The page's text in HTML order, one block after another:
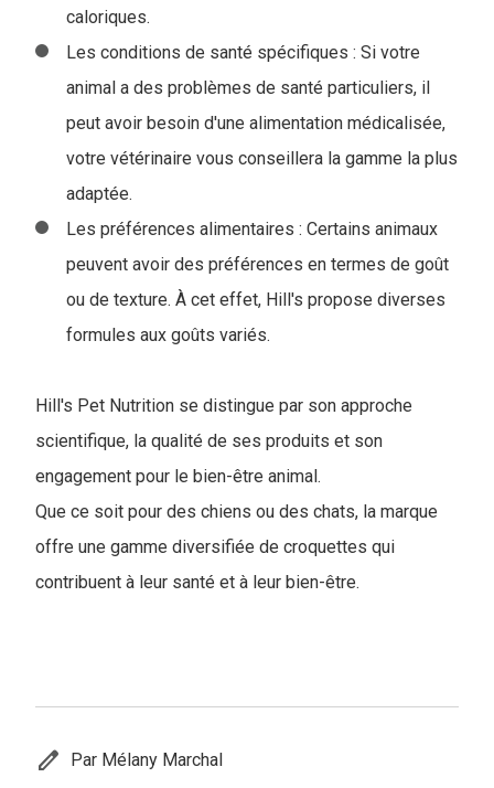
caloriques.
Les conditions de santé spécifiques : Si votre
animal a des problèmes de santé particuliers, il
peut avoir besoin d'une alimentation médicalisée,
votre vétérinaire vous conseillera la gamme la plus
adaptée.
Les préférences alimentaires : Certains animaux
peuvent avoir des préférences en termes de goût
ou de texture. À cet effet, Hill's propose diverses
formules aux goûts variés.
Hill's Pet Nutrition se distingue par son approche
scientifique, la qualité de ses produits et son
engagement pour le bien-être animal.
Que ce soit pour des chiens ou des chats, la marque
offre une gamme diversifiée de croquettes qui
contribuent à leur santé et à leur bien-être.
edit Par Mélany Marchal